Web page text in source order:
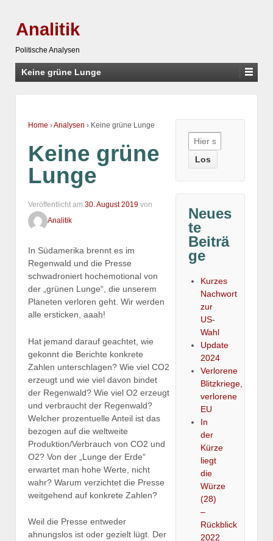
Analitik
Politische Analysen
Keine grüne Lunge
Home ›Analysen › Keine grüne Lunge
Keine grüne
Lunge
Veröffentlicht am 30. August 2019 von
Analitik
In Südamerika brennt es im
Regenwald und die Presse
schwadroniert hochemotional von
der „grünen Lunge“, die unserem
Planeten verloren geht. Wir werden
alle ersticken, aaah!
Hat jemand darauf geachtet, wie
gekonnt die Berichte konkrete
Zahlen unterschlagen? Wie viel CO2
erzeugt und wie viel davon bindet
der Regenwald? Wie viel O2 erzeugt
und verbraucht der Regenwald?
Welcher prozentuelle Anteil ist das
bezogen auf die weltweite
Produktion/Verbrauch von CO2 und
O2? Von der „Lunge der Erde“
erwartet man hohe Werte, nicht
wahr? Warum verzichtet die Presse
weitgehend auf konkrete Zahlen?
Weil die Presse entweder
ahnungslos ist oder gezielt lügt. Der
Suche
nach:
Neues
te
Beiträ
ge
Kurzes
Nachwort
zur
US-
Wahl
Update
2024
Verlorene
Blitzkriege,
verlorene
EU
In
der
Kürze
liegt
die
Würze
(28)
–
Rückblick
2022